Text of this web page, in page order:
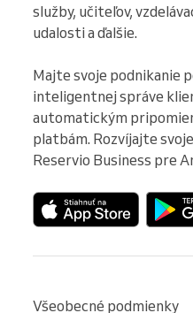
služby, učiteľov,
udalosti a ďalšie.
Majte svoje podnikanie
inteligentnej správe
automatickým
platbám. Rozvíjajte
Reservio Business pre
Všeobecné podmienky